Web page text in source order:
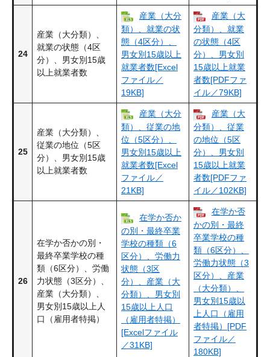
24
産業（大分類）、
就業の状態（4区
分）、男女別15歳
以上就業者数
産業（大分
類）、就業の状
態（4区分）、
男女別15歳以上
就業者数[Excel
ファイル／
19KB]
産業（大
分類）、就業
の状態（4区
分）、男女別
15歳以上就業
者数[PDFファ
イル／79KB]
25
産業（大分類）、
従業の地位（5区
分）、男女別15歳
以上就業者数
産業（大分
類）、従業の地
位（5区分）、
男女別15歳以上
就業者数[Excel
ファイル／
21KB]
産業（大
分類）、従業
の地位（5区
分）、男女別
15歳以上就業
者数[PDFファ
イル／102KB]
26
在学か否かの別・
最終卒業学校の種
類（6区分）、労働
力状態（3区分）、
産業（大分類）、
男女別15歳以上人
口（雇用者特掲）
在学か否か
の別・最終卒業
学校の種類（6
区分）、労働力
状態（3区
分）、産業（大
分類）、男女別
15歳以上人口
（雇用者特掲）
[Excelファイル
／31KB]
在学か否
かの別・最終
卒業学校の種
類（6区分）、
労働力状態（3
区分）、産業
（大分類）、
男女別15歳以
上人口（雇用
者特掲）[PDF
ファイル／
180KB]